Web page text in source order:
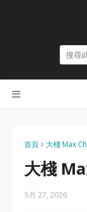
首頁 大棧 Max
大棧
5月 27, 2026